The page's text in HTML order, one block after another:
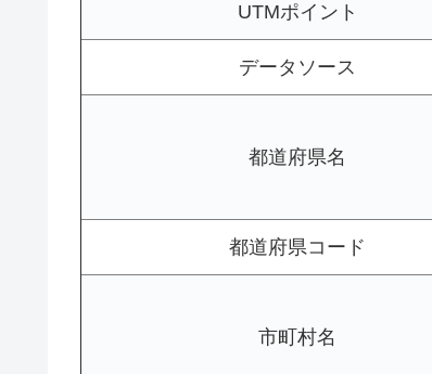
UTMポイント
データソース
都道府県名
都道府県コード
市町村名